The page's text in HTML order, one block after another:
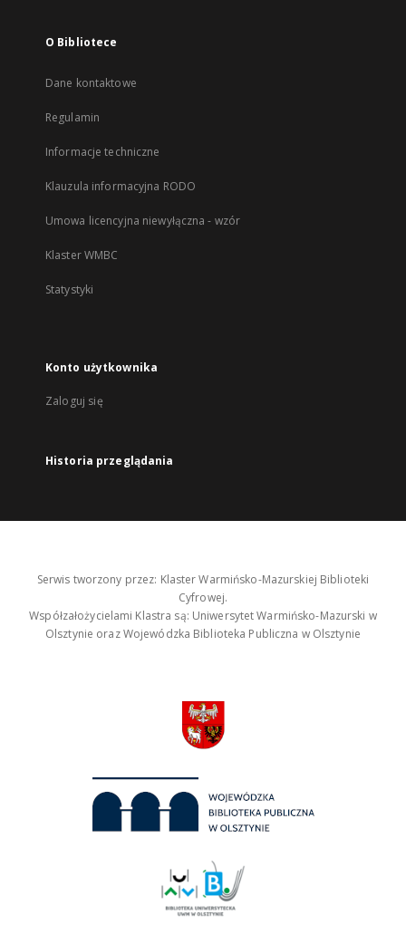
O Bibliotece
Dane kontaktowe
Regulamin
Informacje techniczne
Klauzula informacyjna RODO
Umowa licencyjna niewyłączna - wzór
Klaster WMBC
Statystyki
Konto użytkownika
Zaloguj się
Historia przeglądania
Serwis tworzony przez: Klaster Warmińsko-Mazurskiej Biblioteki
Cyfrowej.
Współzałożycielami Klastra są: Uniwersytet Warmińsko-Mazurski w
Olsztynie oraz Wojewódzka Biblioteka Publiczna w Olsztynie